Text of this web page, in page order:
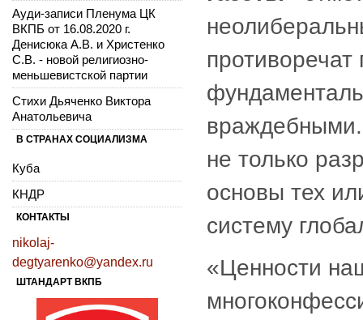
не только
основы тех
систему
«Ценности
Ауди-записи Пленума ЦК
ВКПБ от 16.08.2020 г.
Денисюка А.В. и Христенко
С.В. - новой религиозно-
меньшевистской партии
Стихи Дьяченко Виктора
Анатольевича
В СТРАНАХ СОЦИАЛИЗМА
Куба
КНДР
КОНТАКТЫ
nikolaj-
degtyarenko@yandex.ru
ШТАНДАРТ ВКПБ